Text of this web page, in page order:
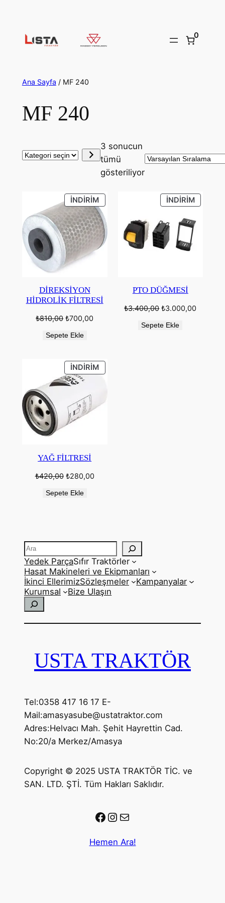
0
Ana Sayfa / MF 240
MF 240
Kategori
3 sonucun
tümü
gösteriliyor
İNDIRIMİNDIRIMDEKI
ÜRÜN
DİREKSİYON
HİDROLİK FİLTRESİ
₺810,00 Orijinal
₺810,00.
₺700,00
Sepete Ekle
İNDIRIM
ÜRÜN
PTO DÜĞMESİ
₺3.400,00 Orijinal
₺3.400,00.
₺3.000,00
Sepete Ekle
İNDIRIMİNDIRIMDEKI
ÜRÜN
YAĞ FİLTRESİ
₺420,00 Orijinal
₺420,00.
₺280,00Şu
Sepete Ekle
Ara
Yedek ParçaSıfır Traktörler
Hasat Makineleri ve Ekipmanları
İkinci EllerimizSözleşmeler
Kampanyalar
Kurumsal
Bize Ulaşın
Ara
USTA TRAKTÖR
Tel:0358 417 16 17 E-
Mail:amasyasube@ustatraktor.com
Adres:Helvacı Mah. Şehit Hayrettin Cad.
No:20/a Merkez/Amasya
Copyright © 2025 USTA TRAKTÖR TİC. ve
SAN. LTD. ŞTİ. Tüm Hakları Saklıdır.
Facebook
Instagram
E-posta
Hemen Ara!